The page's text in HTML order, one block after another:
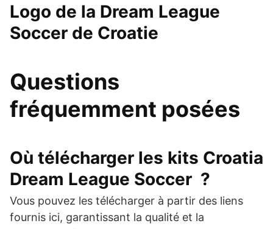
Logo de la Dream League
Soccer de Croatie
Questions
fréquemment posées
Où télécharger les kits Croatia
Dream League Soccer ?
Vous pouvez les télécharger à partir des liens
fournis ici, garantissant la qualité et la